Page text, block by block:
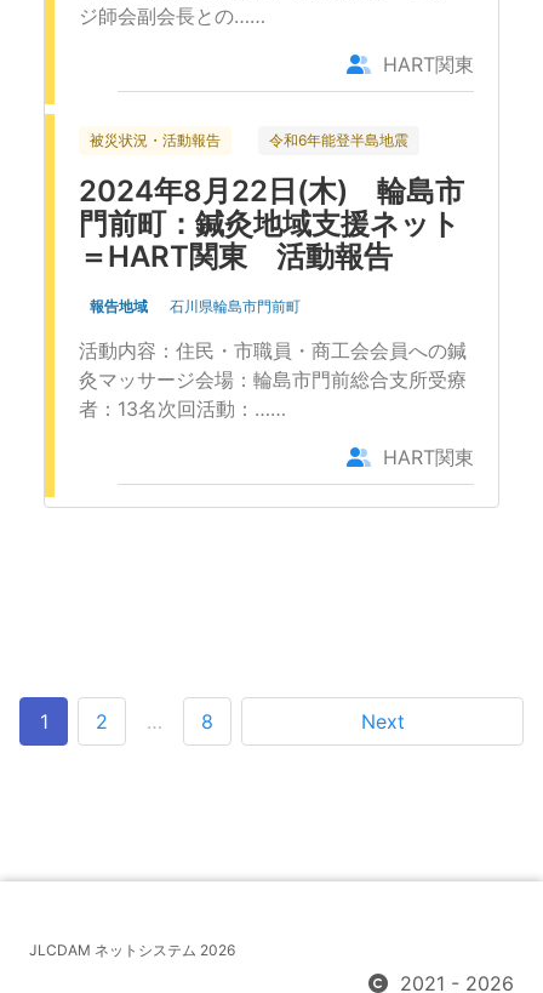
ジ師会副会長との……
HART関東
被災状況・活動報告 令和6年能登半島地震
2024年8月22日(木) 輪島市
門前町：鍼灸地域支援ネット
＝HART関東 活動報告
報告地域 石川県輪島市門前町
活動内容：住民・市職員・商工会会員への鍼
灸マッサージ会場：輪島市門前総合支所受療
者：13名次回活動：……
HART関東
1 2 … 8 Next
JLCDAM ネットシステム 2026
2021 - 2026